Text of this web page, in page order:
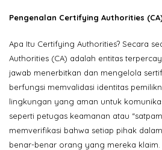
Pengenalan Certifying Authorities
Apa Itu Certifying Authorities? Secara
Authorities (CA) adalah entitas
jawab menerbitkan dan mengelola
berfungsi memvalidasi identitas
lingkungan yang aman untuk
seperti petugas keamanan atau
memverifikasi bahwa setiap pihak
benar-benar orang yang mereka klaim.